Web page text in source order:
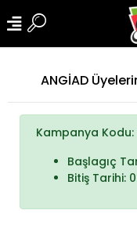
ANGİAD
Kampanya Kodu:
Başlagıç
Bitiş Tarihi: